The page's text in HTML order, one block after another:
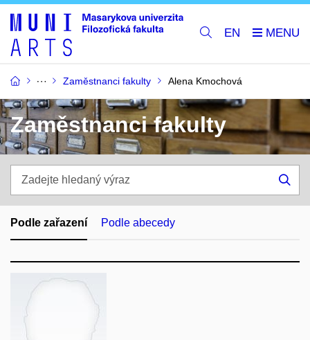
EN
Zaměstnanci fakulty Alena Kmochová
Zaměstnanci fakulty
hledaný
výraz
Podle zařazení Podle abecedy